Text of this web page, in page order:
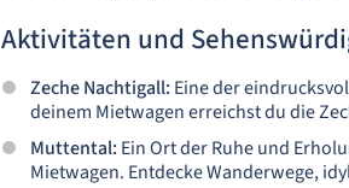
Aktivitäten und
Zeche Nachtigall: Eine der
deinem Mietwagen erreichst du die
Muttental: Ein Ort der Ruhe und
Mietwagen. Entdecke Wanderwege,